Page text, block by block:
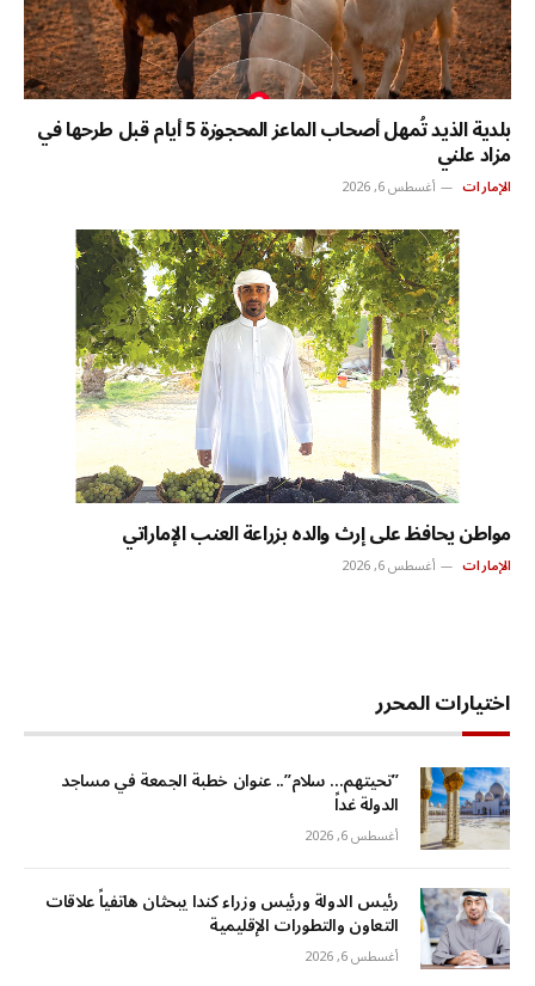
بلدية الذيد تُمهل أصحاب الماعز المحجوزة 5 أيام قبل طرحها في
مزاد علني
الإمارات أغسطس 6, 2026
مواطن يحافظ على إرث والده بزراعة العنب الإماراتي
الإمارات أغسطس 6, 2026
اختيارات المحرر
‏”تحيتهم… سلام”.. عنوان خطبة الجمعة في مساجد
الدولة غداً
أغسطس 6, 2026
رئيس الدولة ورئيس وزراء كندا يبحثان هاتفياً علاقات
التعاون والتطورات الإقليمية
أغسطس 6, 2026